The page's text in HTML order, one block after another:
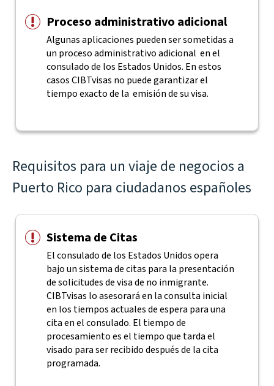
Proceso administrativo adicional
Algunas aplicaciones pueden ser sometidas a
un proceso administrativo adicional en el
consulado de los Estados Unidos. En estos
casos CIBTvisas no puede garantizar el
tiempo exacto de la emisión de su visa.
Requisitos para un viaje de negocios a
Puerto Rico para ciudadanos españoles
Sistema de Citas
El consulado de los Estados Unidos opera
bajo un sistema de citas para la presentación
de solicitudes de visa de no inmigrante.
CIBTvisas lo asesorará en la consulta inicial
en los tiempos actuales de espera para una
cita en el consulado. El tiempo de
procesamiento es el tiempo que tarda el
visado para ser recibido después de la cita
programada.